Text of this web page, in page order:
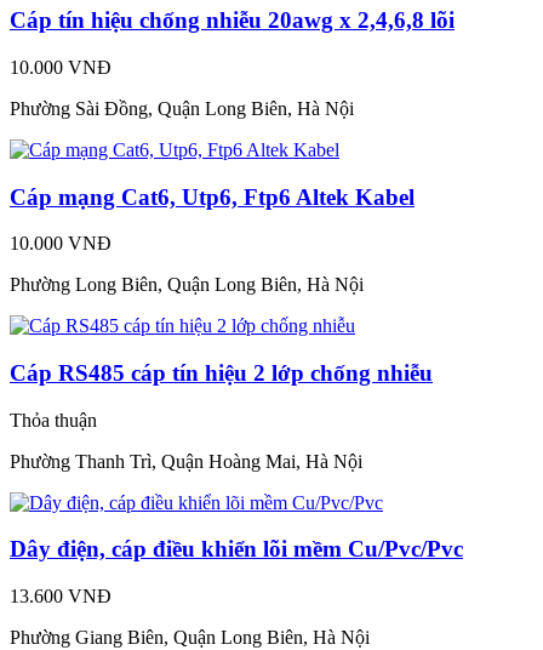
Cáp tín hiệu chống nhiễu 20awg x 2,4,6,8 lõi
10.000 VNĐ
Phường Sài Đồng, Quận Long Biên, Hà Nội
Cáp mạng Cat6, Utp6, Ftp6 Altek Kabel
10.000 VNĐ
Phường Long Biên, Quận Long Biên, Hà Nội
Cáp RS485 cáp tín hiệu 2 lớp chống nhiễu
Thỏa thuận
Phường Thanh Trì, Quận Hoàng Mai, Hà Nội
Dây điện, cáp điều khiển lõi mềm Cu/Pvc/Pvc
13.600 VNĐ
Phường Giang Biên, Quận Long Biên, Hà Nội